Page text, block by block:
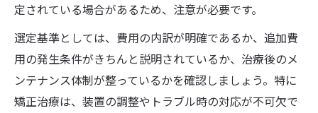
定されている場合があるため、注意が必要です。
選定基準としては、費用の内訳が明確であるか、追加費
用の発生条件がきちんと説明されているか、治療後のメ
ンテナンス体制が整っているかを確認しましょう。特に
矯正治療は、装置の調整やトラブル時の対応が不可欠で